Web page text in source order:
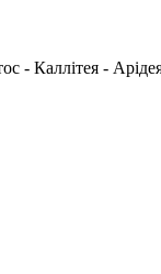
- Каллітея -